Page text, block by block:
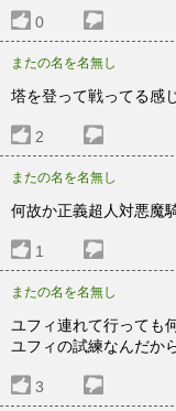
0
またの名を名無し
塔を登って戦ってる感
2
またの名を名無し
何故か正義超人対悪魔
1
またの名を名無し
ユフィ連れて行っても
ユフィの試練なんだか
3